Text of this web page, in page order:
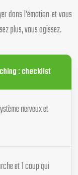
dans l’émotion et vous
plus, vous agissez.
: checklist
nerveux et
et 1 coup qui